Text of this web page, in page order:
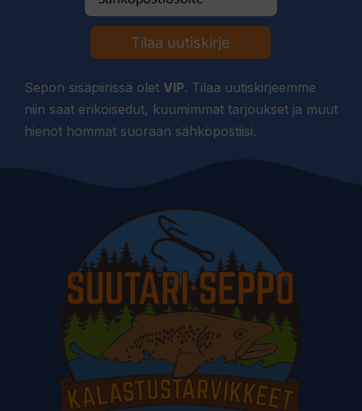
Tilaa uutiskirje
Sepon sisäpiirissä olet VIP. Tilaa uutiskirjeemme
niin saat erikoisedut, kuumimmat tarjoukset ja muut
hienot hommat suoraan sähköpostiisi.